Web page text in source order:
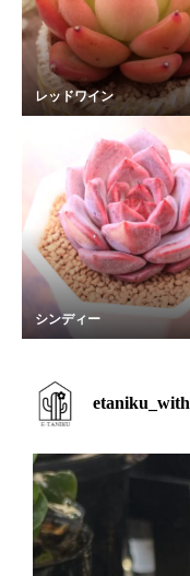
レッドワイン
シンディー
etaniku_with